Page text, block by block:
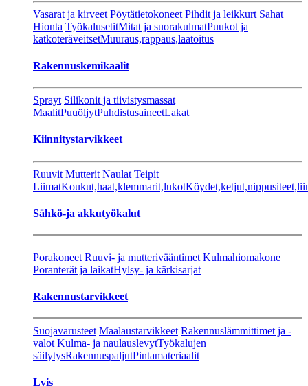
Vasarat ja kirveet Pöytätietokoneet Pihdit ja leikkurt Sahat
Hionta TyökalusetitMitat ja suorakulmatPuukot ja
katkoteräveitsetMuuraus,rappaus,laatoitus
Rakennuskemikaalit
Sprayt Silikonit ja tiivistysmassat
MaalitPuuöljytPuhdistusaineetLakat
Kiinnitystarvikkeet
Ruuvit Mutterit Naulat Teipit
LiimatKoukut,haat,klemmarit,lukot
Sähkö-ja akkutyökalut
Porakoneet Ruuvi- ja mutterivääntimet Kulmahiomakone
Poranterät ja laikatHylsy- ja kärkisarjat
Rakennustarvikkeet
Suojavarusteet Maalaustarvikkeet Rakennuslämmittimet ja -
valot Kulma- ja naulauslevytTyökalujen
säilytysRakennuspaljutPintamateriaalit
Lvis